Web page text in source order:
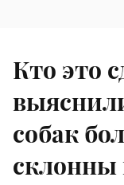
Кто это
собак
склонны